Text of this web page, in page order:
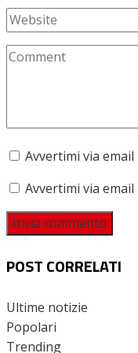
Avvertimi via
Avvertimi via
POST CORRELATI
Ultime notizie
Popolari
Trending